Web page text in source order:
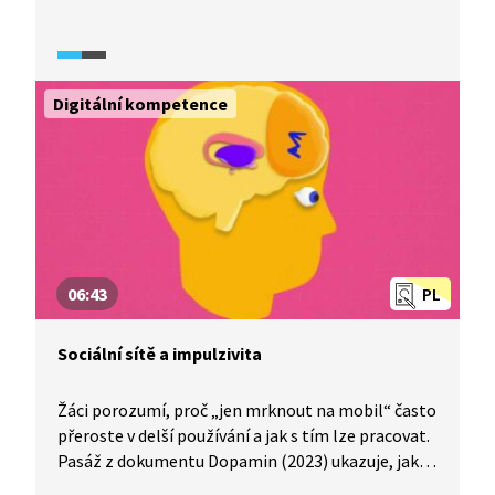
konzumace sladkých jídel? Sociální kontakt
aktivuje systém odměn v našem mozku a přináší
nám radost. A to nejen v reálném životě, ale také
v prostředí sociálních sítí. Některé aplikace proto
mohou působit jako náhražka skutečného
sociálního kontaktu, která je navíc dostupná
kdykoliv a kdekoliv.
Digitální kompetence
PL
06:43
Sociální sítě a impulzivita
Žáci porozumí, proč „jen mrknout na mobil“ často
přeroste v delší používání a jak s tím lze pracovat.
Pasáž z dokumentu Dopamin (2023) ukazuje, jak